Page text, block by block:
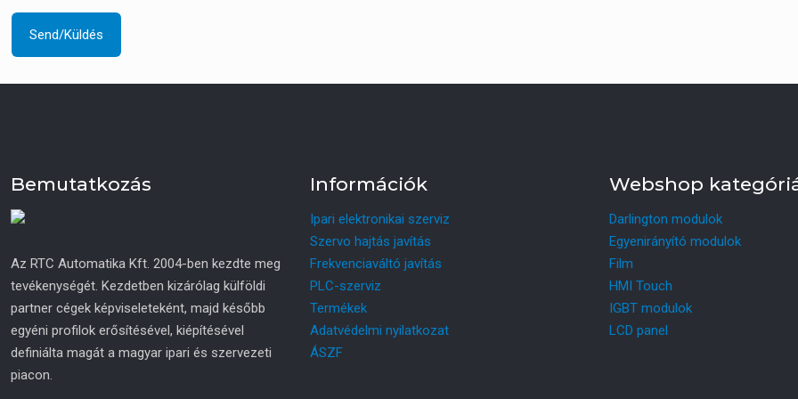
Bemutatkozás
Az RTC Automatika Kft. 2004-ben kezdte meg
tevékenységét. Kezdetben kizárólag külföldi
partner cégek képviseleteként, majd később
egyéni profilok erősítésével, kiépítésével
definiálta magát a magyar ipari és szervezeti
piacon.
Információk
Ipari elektronikai szerviz
Szervo hajtás javítás
Frekvenciaváltó javítás
PLC-szerviz
Termékek
Adatvédelmi nyilatkozat
ÁSZF
Webshop
Darlington modulok
Egyenirányító modulok
Film
HMI Touch
IGBT modulok
LCD panel